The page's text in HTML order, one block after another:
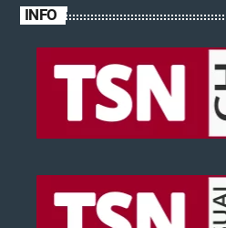
INFO